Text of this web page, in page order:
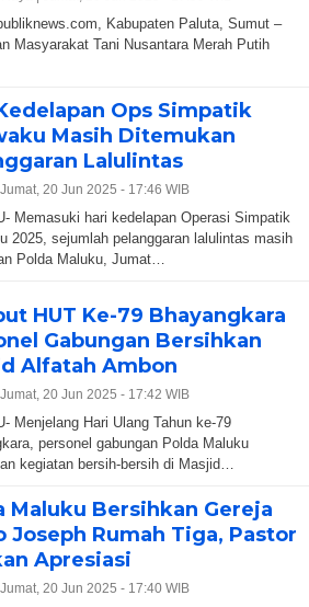
Kabupaten Paluta, Sumut –
Masyarakat Tani Nusantara Merah Putih
Ops Simpatik
Masih Ditemukan
Lalulintas
Jumat, 20 Jun 2025 - 17:46 WIB
Memasuki hari kedelapan Operasi Simpatik
2025, sejumlah pelanggaran lalulintas masih
Polda Maluku, Jumat…
HUT Ke-79 Bhayangkara
Gabungan Bersihkan
Alfatah Ambon
Jumat, 20 Jun 2025 - 17:42 WIB
Menjelang Hari Ulang Tahun ke-79
personel gabungan Polda Maluku
kegiatan bersih-bersih di Masjid…
Maluku Bersihkan Gereja
Joseph Rumah Tiga, Pastor
Apresiasi
Jumat, 20 Jun 2025 - 17:40 WIB